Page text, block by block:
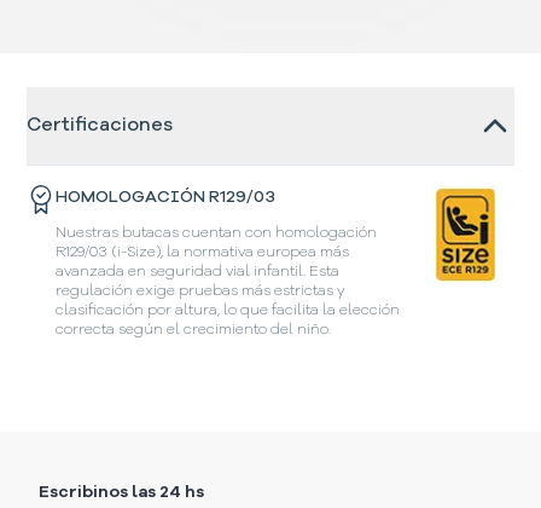
Certificaciones
HOMOLOGACIÓN R129/03
Nuestras butacas cuentan con homologación
R129/03 (i-Size), la normativa europea más
avanzada en seguridad vial infantil. Esta
regulación exige pruebas más estrictas y
clasificación por altura, lo que facilita la elección
correcta según el crecimiento del niño.
Escribinos las 24 hs